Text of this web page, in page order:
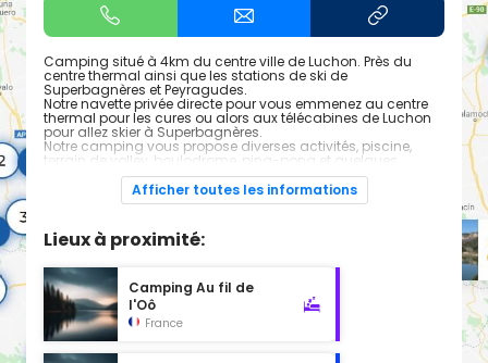
Camping situé à 4km du centre ville de Luchon. Près du
centre thermal ainsi que les stations de ski de
Superbagnères et Peyragudes.
Notre navette privée directe pour vous emmenez au centre
thermal pour les cures ou alors aux télécabines de Luchon
pour allez skier à Superbagnères.
Notre camping vous propose diverses activités, piscine,
terrain de volley, boulodrome, ping-pong et quelques
animations en saison.
Au snack nous vous proposons frites pizzas hamburger !!!
Afficher toutes les informations
Lieux à proximité:
Camping Au fil de
l'Oô
France